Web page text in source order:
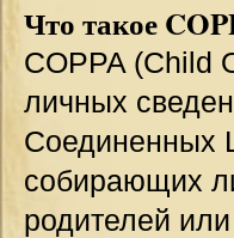
Что такое
COPPA (Child
личных
Соединенных
собирающих
родителей